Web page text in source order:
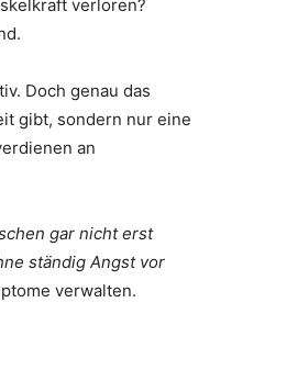
verloren?
Doch genau das
gibt, sondern nur eine
an
gar nicht erst
ständig Angst vor
verwalten.